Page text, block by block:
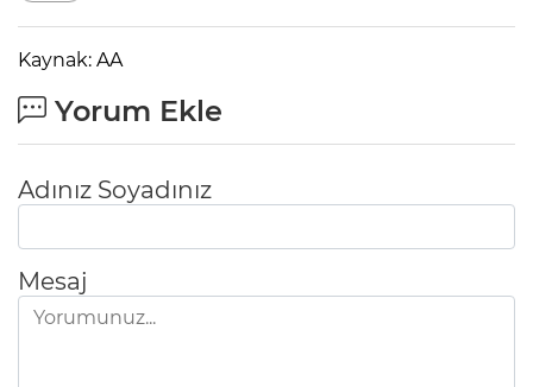
Kaynak: AA
Yorum Ekle
Adınız Soyadınız
Mesaj